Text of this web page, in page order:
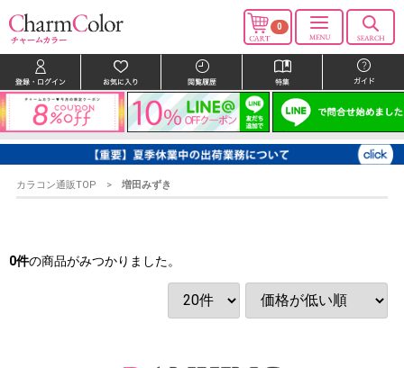
0
カラコン通販TOP 増田みずき
0件の商品がみつかりました。